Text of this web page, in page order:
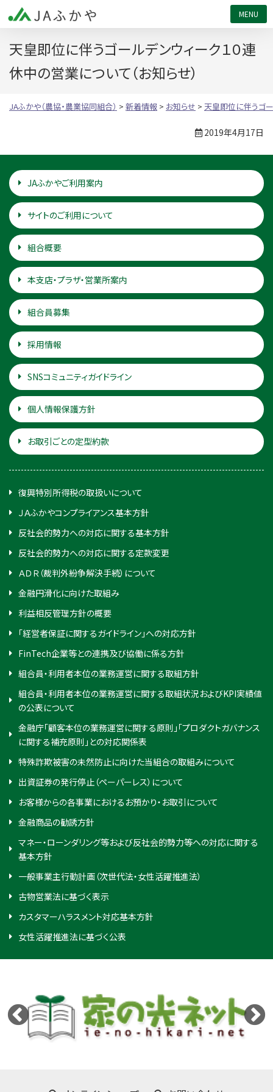
天皇即位に伴うゴールデンウィーク１０連
休中の営業について（お知らせ）
JAふかや（農協・農業協同組合） > 新着情報 > お知らせ > 天皇即位に伴うゴ
2019年4月17日
JAふかやご利用案内
サイトのご利用について
組合概要
本支店・プラザ・営業所案内
組合員募集
採用情報
SNSコミュニティガイドライン
個人情報保護方針
お取引ごとの定型約款
復興特別所得税の取扱いについて
ＪＡふかやコンプライアンス基本方針
反社会的勢力への対応に関する基本方針
反社会的勢力への対応に関する定款変更
ＡＤＲ（裁判外紛争解決手続）について
金融円滑化に向けた取組み
利益相反管理方針の概要
「経営者保証に関するガイドライン」への対応方針
FinTech企業等との連携及び協働に係る方針
組合員・利用者本位の業務運営に関する取組方針
組合員・利用者本位の業務運営に関する取組状況およびKPI実績値
の公表について
金融庁「顧客本位の業務運営に関する原則」「プロダクトガバナンス
に関する補充原則」との対応関係表
特殊詐欺被害の未然防止に向けた当組合の取組みについて
出資証券の発行停止（ペーパーレス）について
お客様からの各事業におけるお預かり・お取引について
金融商品の勧誘方針
マネー・ローンダリング等および反社会的勢力等への対応に関する
基本方針
一般事業主行動計画（次世代法・女性活躍推進法）
古物営業法に基づく表示
カスタマーハラスメント対応基本方針
女性活躍推進法に基づく公表